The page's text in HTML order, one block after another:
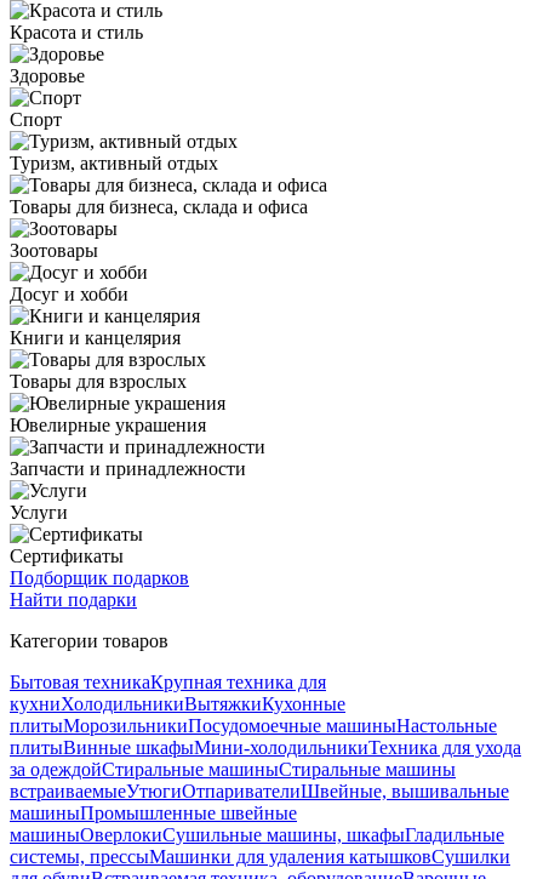
Красота и стиль
Здоровье
Спорт
Туризм, активный отдых
Товары для бизнеса, склада и офиса
Зоотовары
Досуг и хобби
Книги и канцелярия
Товары для взрослых
Ювелирные украшения
Запчасти и принадлежности
Услуги
Сертификаты
Подборщик подарков
Найти подарки
Категории товаров
Бытовая техникаКрупная техника для
кухниХолодильникиВытяжкиКухонные
плитыМорозильникиПосудомоечные машиныНастольные
плитыВинные шкафыМини-холодильникиТехника для ухода
за одеждойСтиральные машиныСтиральные машины
встраиваемыеУтюгиОтпаривателиШвейные, вышивальные
машиныПромышленные швейные
машиныОверлокиСушильные машины, шкафыГладильные
системы, прессыМашинки для удаления катышковСушилки